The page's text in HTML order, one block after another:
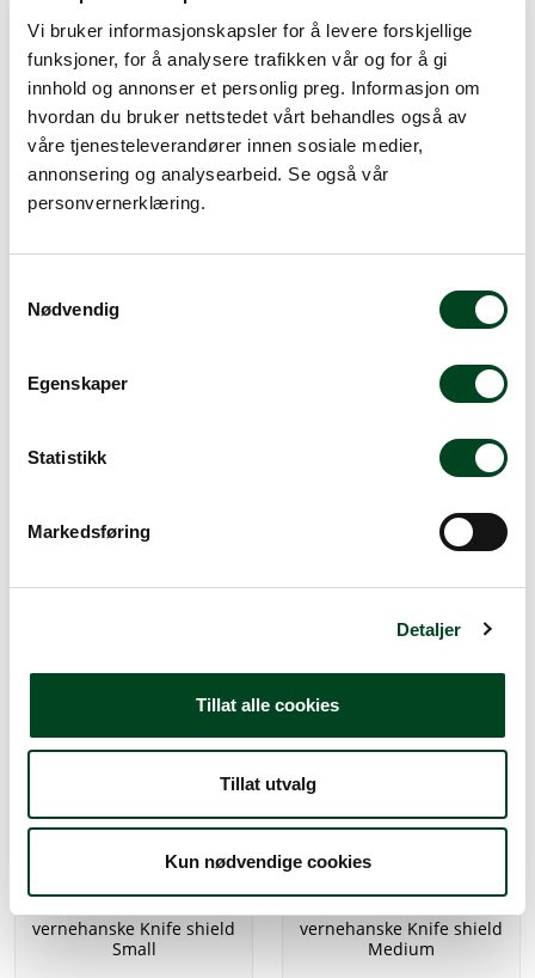
Vi bruker informasjonskapsler for å levere forskjellige
funksjoner, for å analysere trafikken vår og for å gi
innhold og annonser et personlig preg. Informasjon om
hvordan du bruker nettstedet vårt behandles også av
våre tjenesteleverandører innen sosiale medier,
annonsering og analysearbeid. Se også vår
personvernerklæring.
Nødvendig
Egenskaper
Statistikk
Markedsføring
Detaljer
Tillat alle cookies
Tillat utvalg
Kun nødvendige cookies
Ta vare på kniven
Slik vedlikeholder du kniven for å bevare den lengst mulig.
Gi din gamle kniv nytt liv! Slik får du kniven skarp igjen.
Alternative produkter
vernehanske Knife shield
Small
vernehanske Knife shield
Medium